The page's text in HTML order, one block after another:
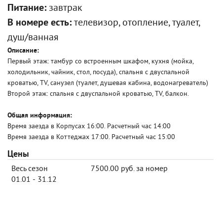
Питание: завтрак
В номере есть: телевизор, отопление, туалет,
душ/ванная
Описание:
Первый этаж: тамбур со встроенным шкафом, кухня (мойка,
холодильник, чайник, стол, посуда), спальня с двуспальной
кроватью, TV, санузел (туалет, душевая кабина, водонагреватель)
Второй этаж: спальня с двуспальной кроватью, TV, балкон.
Общая информация:
Время заезда в Корпусах 16:00. Расчетный час 14:00
Время заезда в Коттеджах 17:00. Расчетный час 15:00
Цены
Весь сезон
01.01 - 31.12
7500.00 руб. за номер